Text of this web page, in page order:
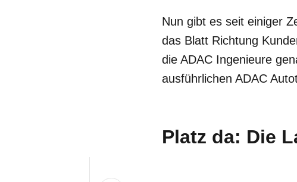
Nun gibt es seit einiger
das Blatt Richtung
die ADAC Ingenieure
ausführlichen ADAC
Platz da: Die